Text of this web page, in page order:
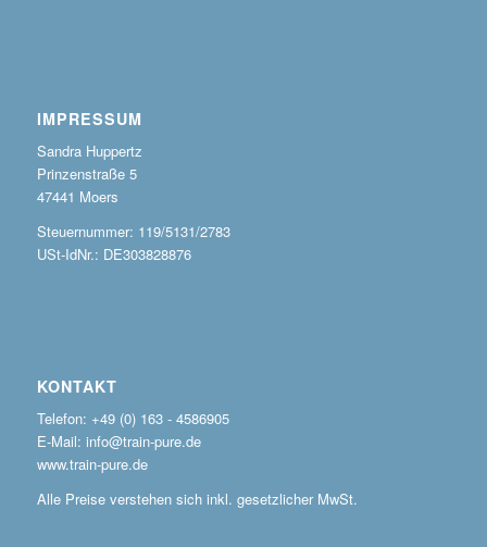
IMPRESSUM
Sandra Huppertz
Prinzenstraße 5
47441 Moers
Steuernummer: 119/5131/2783
USt-IdNr.: DE303828876
KONTAKT
Telefon: +49 (0) 163 - 4586905
E-Mail: info@train-pure.de
www.train-pure.de
Alle Preise verstehen sich inkl. gesetzlicher MwSt.